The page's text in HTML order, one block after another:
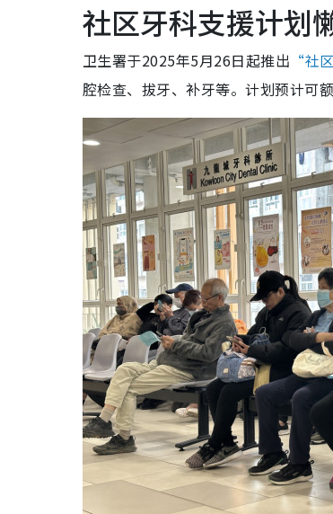
社区牙科支援计划诊所地址
每180天可申请资助
每365天可申请资助
每5年或以上可申请资助
社区牙科支援计划费用
社区牙科支援计划
卫生署于2025年5月26日起推出 “社
腔检查、拔牙、补牙等。计划预计可